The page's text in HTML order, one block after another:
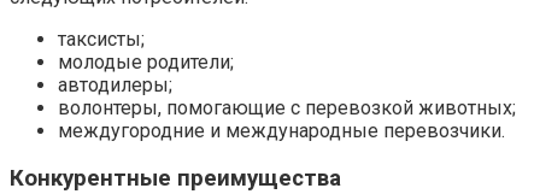
таксисты;
молодые родители;
автодилеры;
волонтеры, помогающие с перевозкой животных;
междугородние и международные перевозчики.
Конкурентные преимущества